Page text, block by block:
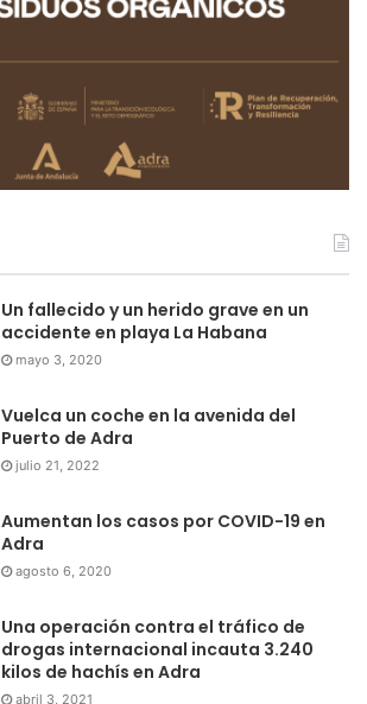
Un fallecido y un herido grave en un
accidente en playa La Habana
mayo 3, 2020
Vuelca un coche en la avenida del
Puerto de Adra
julio 21, 2022
Aumentan los casos por COVID-19 en
Adra
agosto 6, 2020
Una operación contra el tráfico de
drogas internacional incauta 3.240
kilos de hachís en Adra
abril 3, 2021